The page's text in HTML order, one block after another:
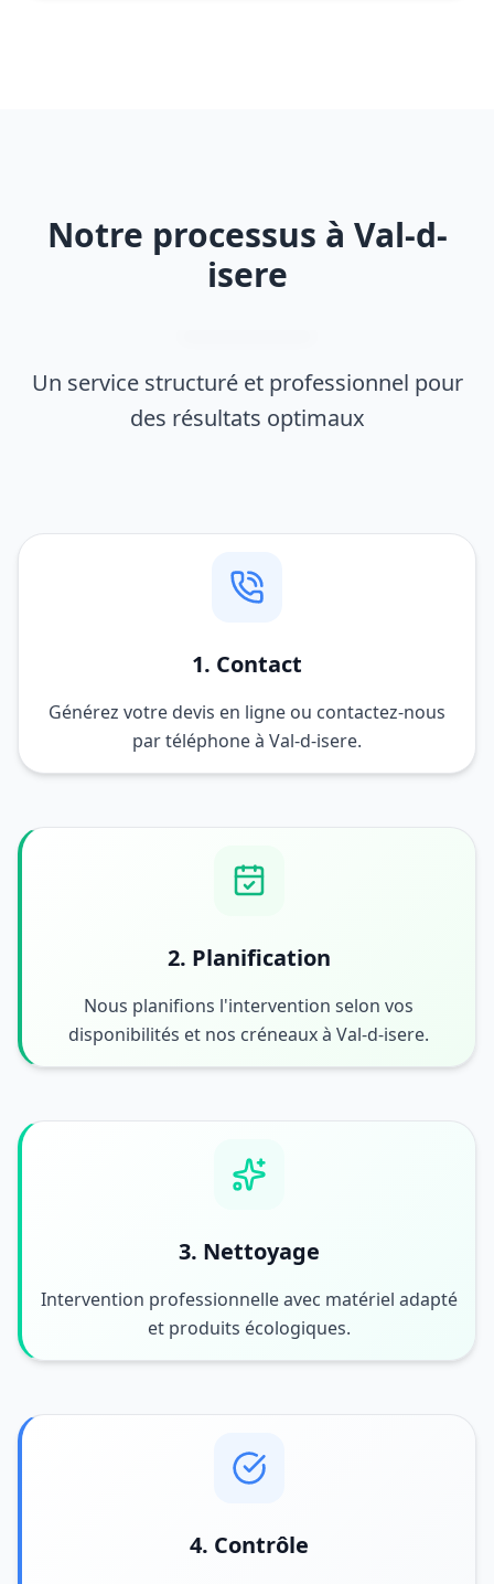
Notre processus à Val-d-
isere
Un service structuré et professionnel pour
des résultats optimaux
1. Contact
Générez votre devis en ligne ou contactez-nous
par téléphone à Val-d-isere.
2. Planification
Nous planifions l'intervention selon vos
disponibilités et nos créneaux à Val-d-isere.
3. Nettoyage
Intervention professionnelle avec matériel adapté
et produits écologiques.
4. Contrôle